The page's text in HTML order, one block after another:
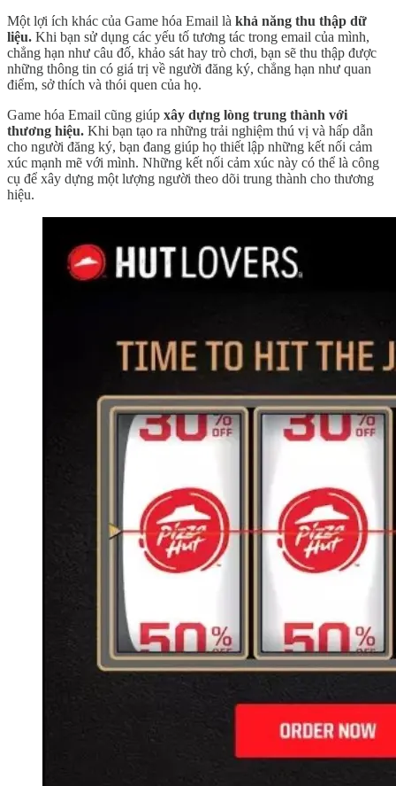
Một lợi ích khác của Game hóa Email là khả năng thu thập dữ
liệu. Khi bạn sử dụng các yếu tố tương tác trong email của mình,
chẳng hạn như câu đố, khảo sát hay trò chơi, bạn sẽ thu thập được
những thông tin có giá trị về người đăng ký, chẳng hạn như quan
điểm, sở thích và thói quen của họ.
Game hóa Email cũng giúp xây dựng lòng trung thành với
thương hiệu. Khi bạn tạo ra những trải nghiệm thú vị và hấp dẫn
cho người đăng ký, bạn đang giúp họ thiết lập những kết nối cảm
xúc mạnh mẽ với mình. Những kết nối cảm xúc này có thể là công
cụ để xây dựng một lượng người theo dõi trung thành cho thương
hiệu.